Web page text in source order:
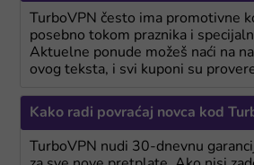
TurboVPN često ima promotivne
posebno tokom praznika i
Aktuelne ponude možeš naći na
ovog teksta, i svi kuponi su
Kako radi povraćaj novca kod
TurboVPN nudi 30-dnevnu